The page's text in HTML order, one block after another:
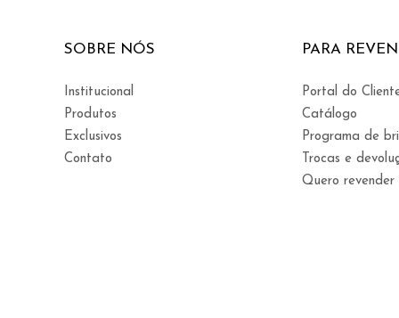
SOBRE NÓS
Institucional
Produtos
Exclusivos
Contato
PARA
Portal do
Catálogo
Programa de
Trocas e
Quero revender